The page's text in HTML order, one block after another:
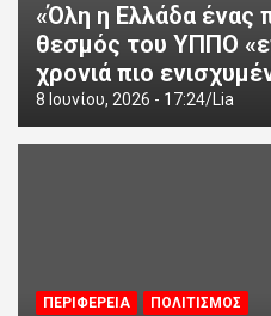
«Όλη η Ελλάδα ένας
θεσμός του ΥΠΠΟ
χρονιά πιο
8 Ιουνίου, 2026 - 17:24 Lia
ΠΕΡΙΦΕΡΕΙΑ ΠΟΛΙΤΙΣΜΟΣ